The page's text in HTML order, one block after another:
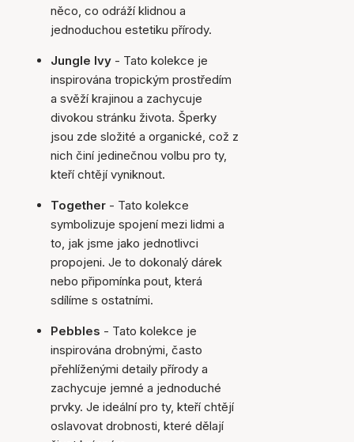
něco, co odráží klidnou a
jednoduchou estetiku přírody.
Jungle Ivy - Tato kolekce je
inspirována tropickým prostředím
a svěží krajinou a zachycuje
divokou stránku života. Šperky
jsou zde složité a organické, což z
nich činí jedinečnou volbu pro ty,
kteří chtějí vyniknout.
Together - Tato kolekce
symbolizuje spojení mezi lidmi a
to, jak jsme jako jednotlivci
propojeni. Je to dokonalý dárek
nebo připomínka pout, která
sdílíme s ostatními.
Pebbles - Tato kolekce je
inspirována drobnými, často
přehlíženými detaily přírody a
zachycuje jemné a jednoduché
prvky. Je ideální pro ty, kteří chtějí
oslavovat drobnosti, které dělají